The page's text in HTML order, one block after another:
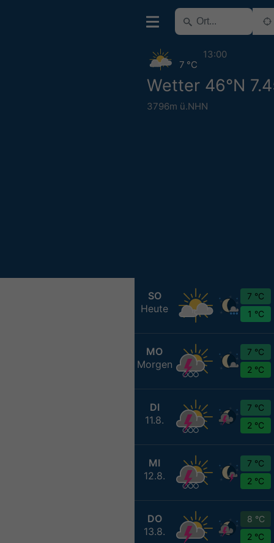
Wetter 46°N
3796m ü.NHN
7 °C
13:00
SO
Heute
7 °C
1 °C
MO
Morgen
7 °C
2 °C
DI
11.8.
7 °C
2 °C
MI
12.8.
7 °C
2 °C
DO
13.8.
8 °C
2 °C